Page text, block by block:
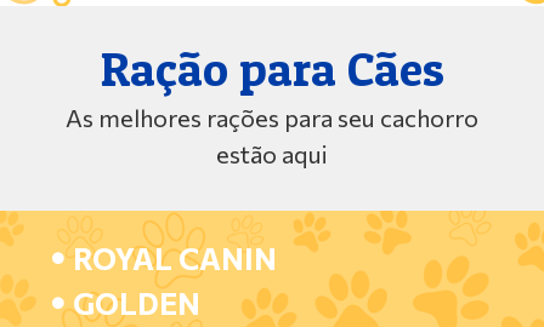
Ração para Cães
As melhores rações para seu cachorro
estão aqui
ROYAL CANIN
GOLDEN